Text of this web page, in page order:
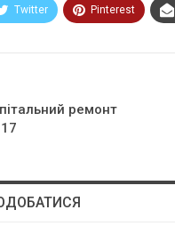
Twitter Pinterest
peмoнт